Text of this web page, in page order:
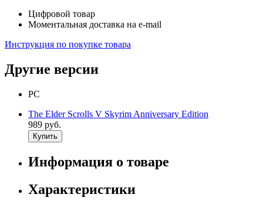
Цифровой товар
Моментальная доставка на e-mail
Инструкция по покупке товара
Другие версии
PC
The Elder Scrolls V Skyrim Anniversary Edition
989 руб.
Купить
Информация о товаре
Характеристики